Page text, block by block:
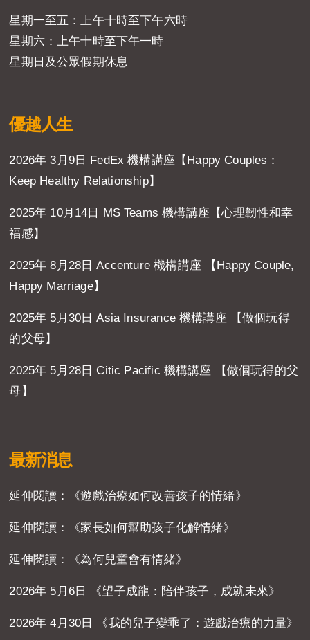
星期一至五：上午十時至下午六時
星期六：上午十時至下午一時
星期日及公眾假期休息
優越人生
2026年 3月9日 FedEx 機構講座【Happy Couples：
Keep Healthy Relationship】
2025年 10月14日 MS Teams 機構講座【心理韌性和幸
福感】
2025年 8月28日 Accenture 機構講座 【Happy Couple,
Happy Marriage】
2025年 5月30日 Asia Insurance 機構講座 【做個玩得
的父母】
2025年 5月28日 Citic Pacific 機構講座 【做個玩得的父
母】
最新消息
延伸閱讀：《遊戲治療如何改善孩子的情緒》
延伸閱讀：《家長如何幫助孩子化解情緒》
延伸閱讀：《為何兒童會有情緒》
2026年 5月6日 《望子成龍：陪伴孩子，成就未來》
2026年 4月30日 《我的兒子變乖了：遊戲治療的力量》